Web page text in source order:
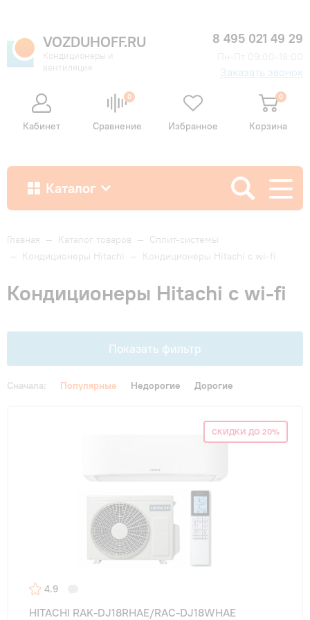
VOZDUHOFF.RU
Кондиционеры и
вентиляция
8 495 021 49 29
Заказать звонок
Кабинет
0
Сравнение Избранное
0
Корзина
Каталог
Как купить
Монтаж
Главная — Каталог товаров — Сплит-системы
— Кондиционеры Hitachi — Кондиционеры Hitachi с wi-fi
Кондиционеры Hitachi с wi-fi
Показать фильтр
Площадь, м2
до 35 м² (2)
Сначала: Популярные Недорогие Дорогие
СКИДКИ ДО 20%
4.9
HITACHI RAK-DJ18RHAE/RAC-DJ18WHAE